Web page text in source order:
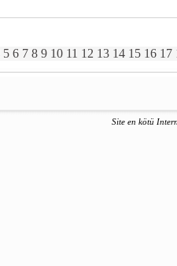
5 6 7 8 9 10 11 12 13 14 15 16 17
Site en kötü